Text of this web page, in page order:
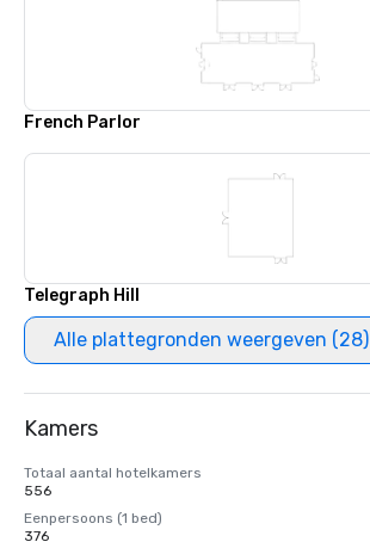
French Parlor
Telegraph Hill
Alle plattegronden weergeven (28)
Kamers
Totaal aantal hotelkamers
556
Eenpersoons (1 bed)
376